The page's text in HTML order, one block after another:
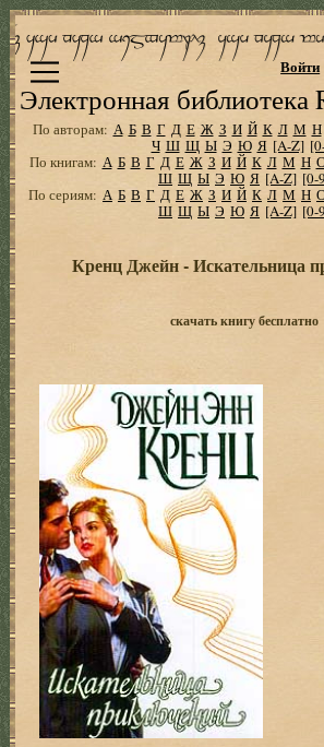
Электронная
Войти
По авторам: А Б В Г Д Е Ж З И Й К Л М Н
Ч Ш Щ Ы Э Ю Я [A-Z]
По книгам: А Б В Г Д Е Ж З И Й К Л М Н
Ш Щ Ы Э Ю Я [A-Z] [0-
По сериям: А Б В Г Д Е Ж З И Й К Л М Н
Ш Щ Ы Э Ю Я [A-Z] [0-
Кренц Джейн - Искательница
скачать книгу бесплатно